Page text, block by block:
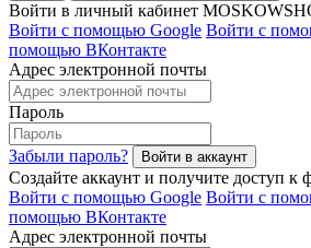
Войти в личный кабинет
Войти с помощью Google Войти с
помощью ВКонтакте
Адрес электронной почты
Пароль
Забыли пароль?
Создайте аккаунт и получите доступ к
Войти с помощью Google Войти с
помощью ВКонтакте
Адрес электронной почты